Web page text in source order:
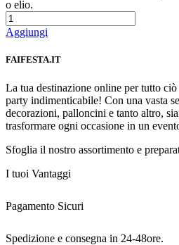
o elio.
Aggiungi
FAIFESTA.IT
La tua destinazione online per tutto
party indimenticabile! Con una vasta
decorazioni, palloncini e tanto altro,
trasformare ogni occasione in un
Sfoglia il nostro assortimento e
I tuoi Vantaggi
Pagamento Sicuri
Spedizione e consegna in 24-48ore.